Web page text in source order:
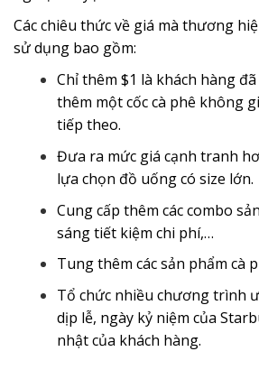
Các chiêu thức về giá mà thương
sử dụng bao gồm:
Chỉ thêm $1 là khách hàng
thêm một cốc cà phê không
tiếp theo.
Đưa ra mức giá cạnh tranh
lựa chọn đồ uống có size lớn.
Cung cấp thêm các combo
sáng tiết kiệm chi phí,…
Tung thêm các sản phẩm cà
Tổ chức nhiều chương trình
dịp lễ, ngày kỷ niệm của
nhật của khách hàng.